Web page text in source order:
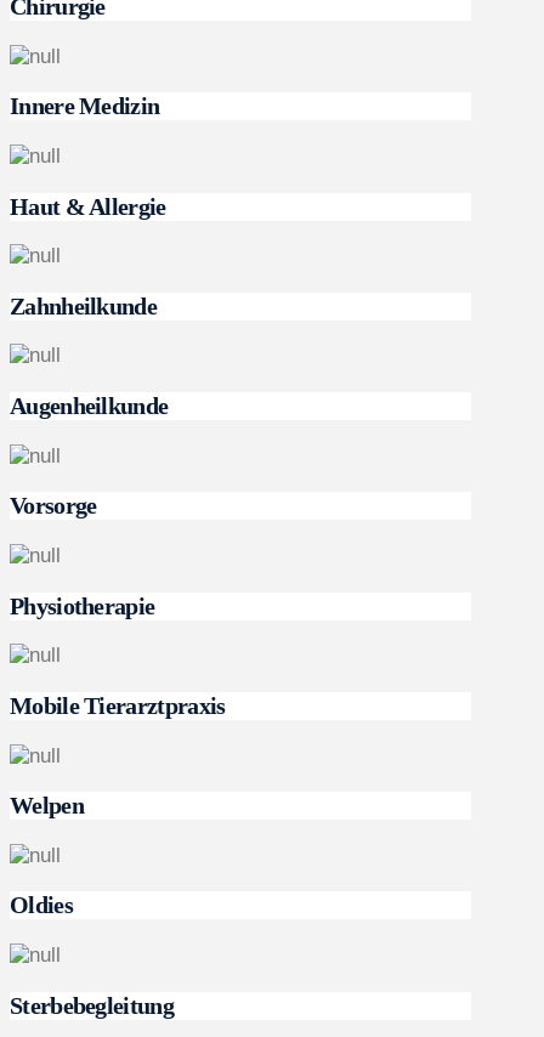
Chirurgie
Innere Medizin
Haut & Allergie
Zahnheilkunde
Augenheilkunde
Vorsorge
Physiotherapie
Mobile Tierarztpraxis
Welpen
Oldies
Sterbebegleitung